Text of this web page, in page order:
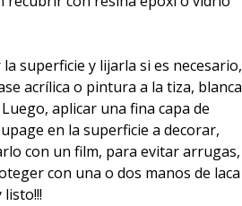
superficie y lijarla si es necesario,
acrílica o pintura a la tiza, blanca
aplicar una fina capa de
en la superficie a decorar,
con un film, para evitar arrugas,
con una o dos manos de laca